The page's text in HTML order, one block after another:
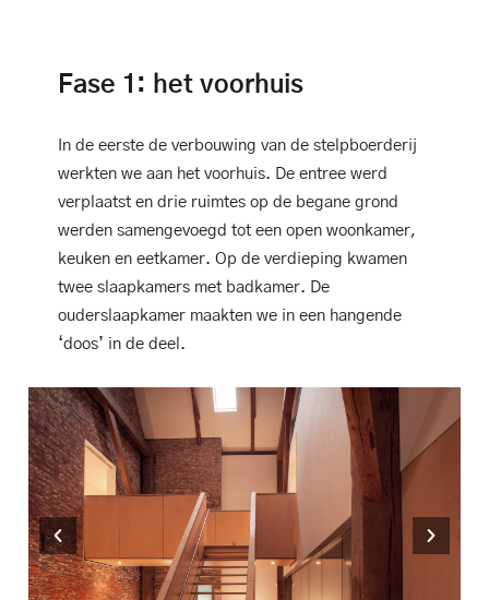
Fase 1: het voorhuis
In de eerste de verbouwing van de stelpboerderij
werkten we aan het voorhuis. De entree werd
verplaatst en drie ruimtes op de begane grond
werden samengevoegd tot een open woonkamer,
keuken en eetkamer. Op de verdieping kwamen
twee slaapkamers met badkamer. De
ouderslaapkamer maakten we in een hangende
‘doos’ in de deel.